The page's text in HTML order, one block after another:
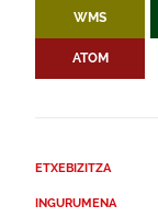
WMS
ATOM
ETXEBIZITZA
INGURUMENA